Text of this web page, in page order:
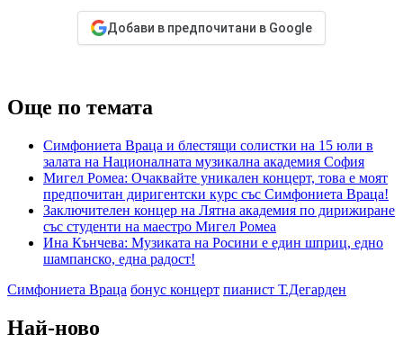
Добави в предпочитани в Google
Още по темата
Симфониета Враца и блестящи солистки на 15 юли в
залата на Националната музикална академия София
Мигел Ромеа: Очаквайте уникален концерт, това е моят
предпочитан диригентски курс със Симфониета Враца!
Заключителен концер на Лятна академия по дирижиране
със студенти на маестро Мигел Ромеа
Ина Кънчева: Музиката на Росини е един шприц, едно
шампанско, една радост!
Симфониета Враца бонус концерт пианист Т.Дегарден
Най-ново